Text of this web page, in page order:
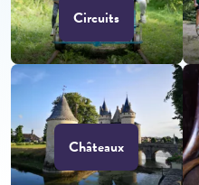
Circuits
Châteaux